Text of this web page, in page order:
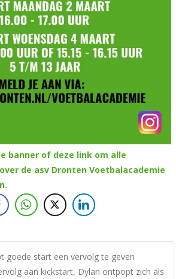
banner of deze link om alle
de asv Dronten Voetbalacademie
goede start een vervolg te geven
aan kickstart, Dylan ontpopt zich als